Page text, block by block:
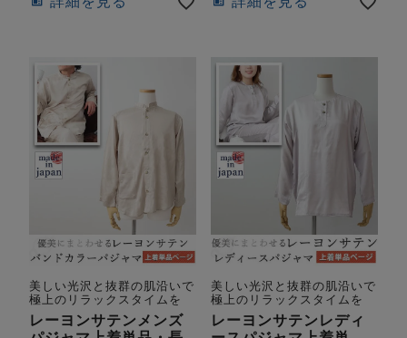
美しい光沢と抜群の肌沿いで
極上のリラックスタイムを
レーヨンサテンメンズ
美しい光沢と抜群の肌沿いで
極上のリラックスタイムを
レーヨンサテンレディ